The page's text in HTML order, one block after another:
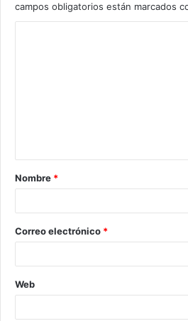
campos obligatorios están marcados
Nombre *
Correo electrónico *
Web